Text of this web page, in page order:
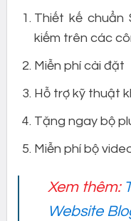
Thiết kế chuẩn
kiếm trên các
Miễn phí cài đặt
Hỗ trợ kỹ thuật
Tặng ngay bộ
Miễn phí bộ
Xem thêm:
Website